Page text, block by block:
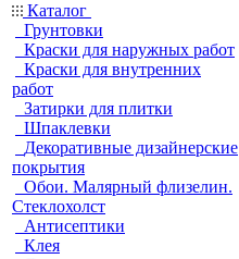
Каталог
Грунтовки
Краски для наружных работ
Краски для внутренних
работ
Затирки для плитки
Шпаклевки
Декоративные дизайнерские
покрытия
Обои. Малярный флизелин.
Стеклохолст
Антисептики
Клея